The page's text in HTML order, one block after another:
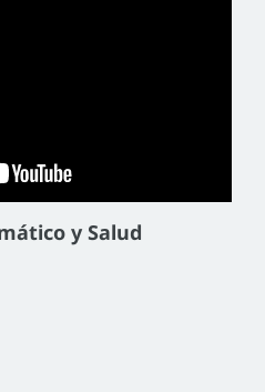
y Salud